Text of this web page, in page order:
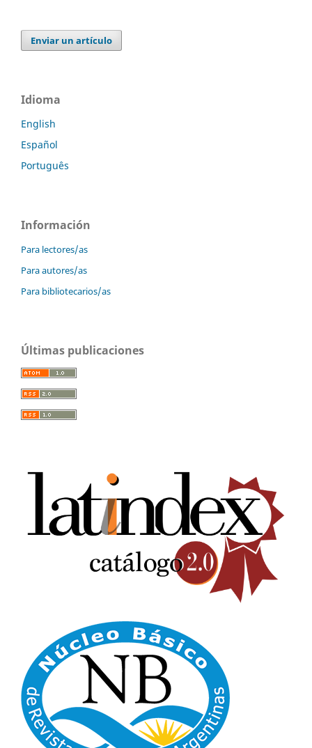
Enviar un artículo
Idioma
English
Español
Português
Información
Para lectores/as
Para autores/as
Para bibliotecarios/as
Últimas publicaciones